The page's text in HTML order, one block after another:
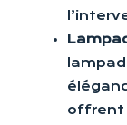
offrent